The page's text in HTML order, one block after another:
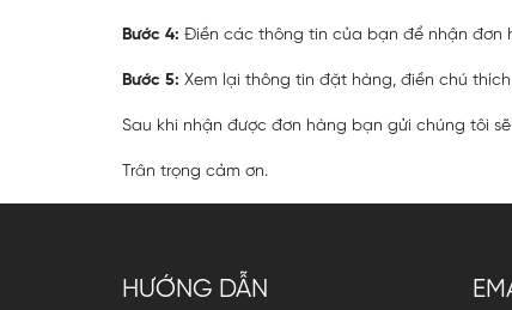
Bước 4: Điền các thông tin của bạn để nhận đơn
Bước 5: Xem lại thông tin đặt hàng, điền chú
Sau khi nhận được đơn hàng bạn gửi chúng tôi
Trân trọng cảm ơn.
HƯỚNG DẪN